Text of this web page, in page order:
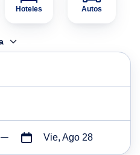
Hoteles Autos
Vie, Ago 28